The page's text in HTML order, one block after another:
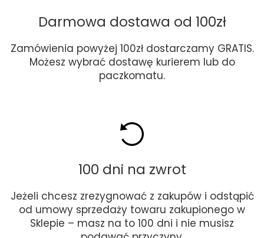
Darmowa dostawa od 100zł
Zamówienia powyżej 100zł dostarczamy GRATIS.
Możesz wybrać dostawę kurierem lub do
paczkomatu.
100 dni na zwrot
Jeżeli chcesz zrezygnować z zakupów i odstąpić
od umowy sprzedaży towaru zakupionego w
Sklepie – masz na to 100 dni i nie musisz